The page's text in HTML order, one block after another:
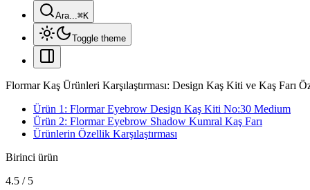
Ara...⌘K
Toggle theme
Flormar Kaş Ürünleri Karşılaştırması: Design Kaş Kiti ve Kaş Farı
Ürün 1: Flormar Eyebrow Design Kaş Kiti No:30 Medium
Ürün 2: Flormar Eyebrow Shadow Kumral Kaş Farı
Ürünlerin Özellik Karşılaştırması
Birinci ürün
4.5 / 5